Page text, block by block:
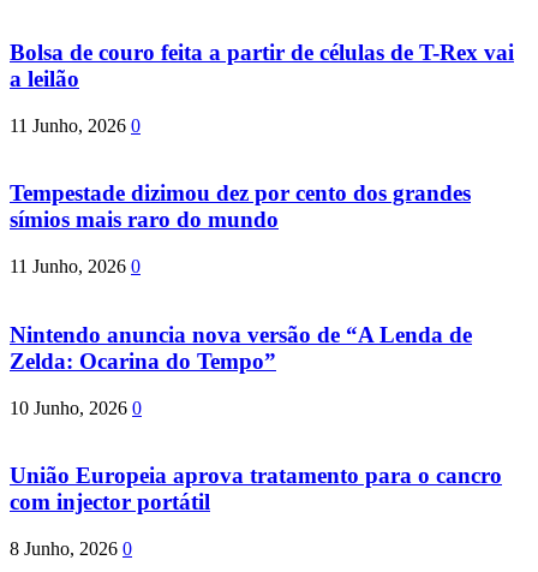
Bolsa de couro feita a partir de células de T-Rex vai
a leilão
11 Junho, 2026 0
Tempestade dizimou dez por cento dos grandes
símios mais raro do mundo
11 Junho, 2026 0
Nintendo anuncia nova versão de “A Lenda de
Zelda: Ocarina do Tempo”
10 Junho, 2026 0
União Europeia aprova tratamento para o cancro
com injector portátil
8 Junho, 2026 0